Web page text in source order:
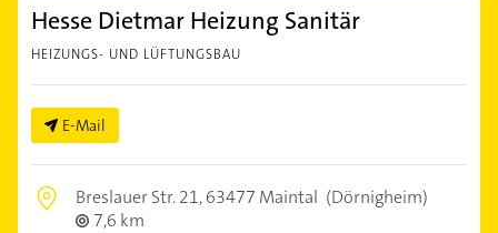
Hesse Dietmar Heizung Sanitär
HEIZUNGS- UND LÜFTUNGSBAU
E-Mail
Breslauer Str. 21,63477 Maintal (Dörnigheim)
7,6 km